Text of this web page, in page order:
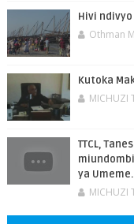
Hivi
Othman
Kutoka
MICHUZI
TTCL,
ya Umeme.
MICHUZI